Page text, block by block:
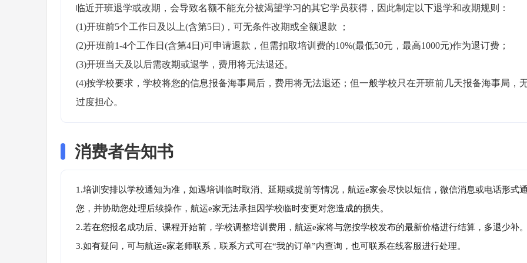
临近开班退学或改期，会导致名额不能充分被渴望学习的其它学员获得，因此制定以下退学和改期规则：
(1)开班前5个工作日及以上(含第5日)，可无条件改期或全额退款 ；
(2)开班前1-4个工作日(含第4日)可申请退款，但需扣取培训费的10%(最低50元，最高1000元)作为退订费；
(3)开班当天及以后需改期或退学，费用将无法退还。
(4)按学校要求，学校将您的信息报备海事局后，费用将无法退还；但一般学校只在开班前几天报备海事局，
过度担心。
消费者告知书
1.培训安排以学校通知为准，如遇培训临时取消、延期或提前等情况，航运e家会尽快以短信，微信消息或电话形式
您，并协助您处理后续操作，航运e家无法承担因学校临时变更对您造成的损失。
2.若在您报名成功后、课程开始前，学校调整培训费用，航运e家将与您按学校发布的最新价格进行结算，多退少补。
3.如有疑问，可与航运e家老师联系，联系方式可在“我的订单”内查询，也可联系在线客服进行处理。